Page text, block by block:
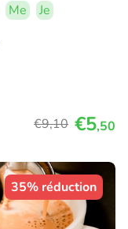
Me
Je
€9,10 €5,50
35% réduction